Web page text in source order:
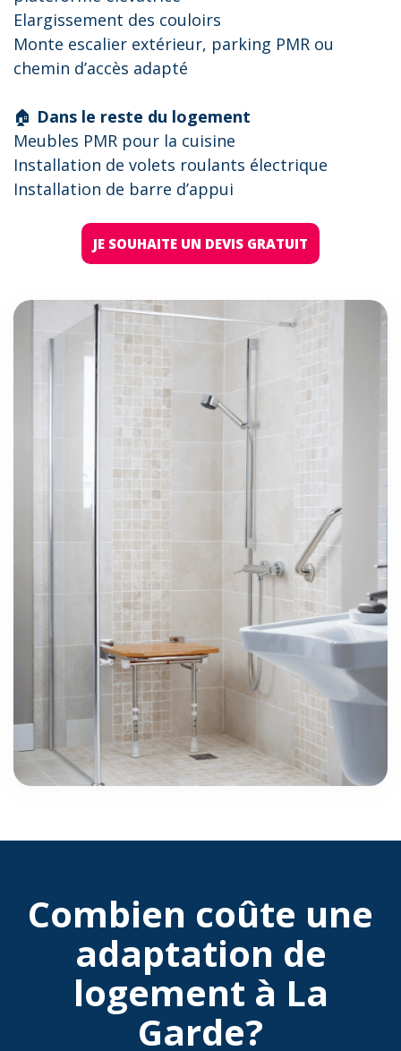
Elargissement des couloirs
Monte escalier extérieur, parking PMR ou
chemin d’accès adapté
🏠 Dans le reste du logement
Meubles PMR pour la cuisine
Installation de volets roulants électrique
Installation de barre d’appui
JE SOUHAITE UN DEVIS GRATUIT
Combien coûte une
adaptation de
logement à La
Garde?